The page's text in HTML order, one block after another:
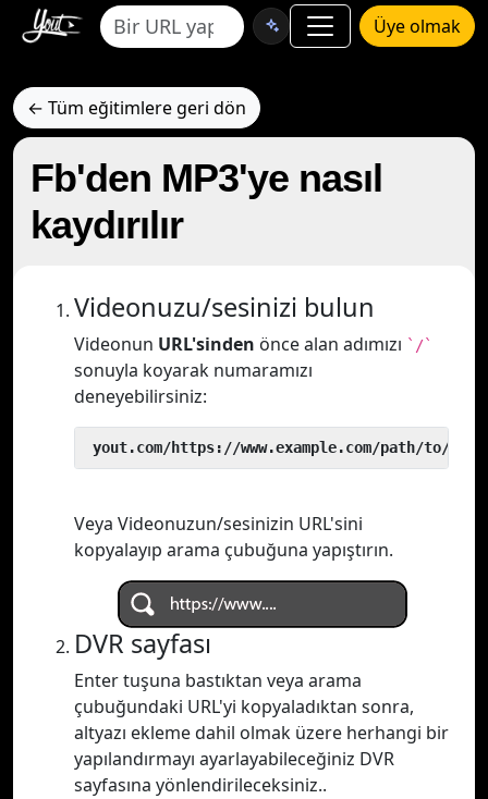
Üye olmak
← Tüm eğitimlere geri dön
Fb'den MP3'ye nasıl
kaydırılır
Videonuzu/sesinizi bulun
Videonun URL'sinden önce alan adımızı `/`
sonuyla koyarak numaramızı
deneyebilirsiniz:
yout.com/https://www.example.com/path/to/
Veya Videonuzun/sesinizin URL'sini
kopyalayıp arama çubuğuna yapıştırın.
DVR sayfası
Enter tuşuna bastıktan veya arama
çubuğundaki URL'yi kopyaladıktan sonra,
altyazı ekleme dahil olmak üzere herhangi bir
yapılandırmayı ayarlayabileceğiniz DVR
sayfasına yönlendirileceksiniz..